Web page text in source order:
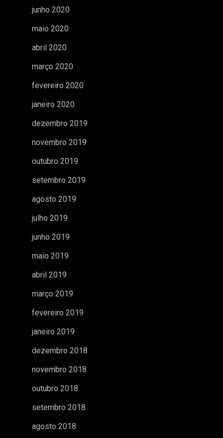
junho 2020
maio 2020
abril 2020
março 2020
fevereiro 2020
janeiro 2020
dezembro 2019
novembro 2019
outubro 2019
setembro 2019
agosto 2019
julho 2019
junho 2019
maio 2019
abril 2019
março 2019
fevereiro 2019
janeiro 2019
dezembro 2018
novembro 2018
outubro 2018
setembro 2018
agosto 2018